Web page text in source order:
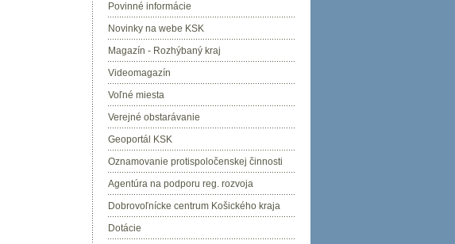
Povinné informácie
Novinky na webe KSK
Magazín - Rozhýbaný kraj
Videomagazín
Voľné miesta
Verejné obstarávanie
Geoportál KSK
Oznamovanie protispoločenskej činnosti
Agentúra na podporu reg. rozvoja
Dobrovoľnícke centrum Košického kraja
Dotácie